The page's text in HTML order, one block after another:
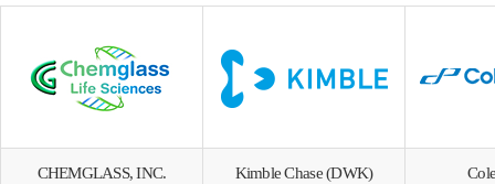
CHEMGLASS, INC. Kimble Chase (DWK)